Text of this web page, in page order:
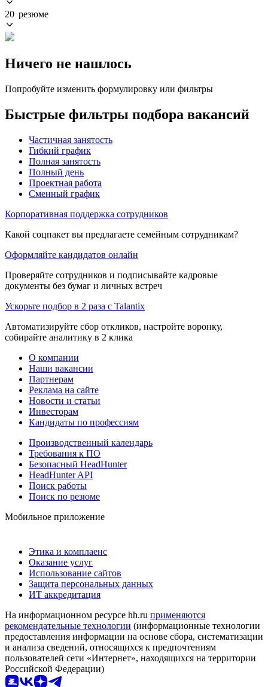
20 резюме
Ничего не нашлось
Попробуйте изменить формулировку или фильтры
Быстрые фильтры подбора вакансий
Частичная занятость
Гибкий график
Полная занятость
Полный день
Проектная работа
Сменный график
Корпоративная поддержка сотрудников
Какой соцпакет вы предлагаете семейным сотрудникам?
Оформляйте кандидатов онлайн
Проверяйте сотрудников и подписывайте кадровые
документы без бумаг и личных встреч
Ускорьте подбор в 2 раза с Talantix
Автоматизируйте сбор откликов, настройте воронку,
собирайте аналитику в 2 клика
О компании
Наши вакансии
Партнерам
Реклама на сайте
Новости и статьи
Инвесторам
Кандидаты по профессиям
Производственный календарь
Требования к ПО
Безопасный HeadHunter
HeadHunter API
Поиск работы
Поиск по резюме
Мобильное приложение
Этика и комплаенс
Оказание услуг
Использование сайтов
Защита персональных данных
ИТ аккредитация
На информационном ресурсе hh.ru применяются
рекомендательные технологии (информационные технологии
предоставления информации на основе сбора, систематизации
и анализа сведений, относящихся к предпочтениям
пользователей сети «Интернет», находящихся на территории
Российской Федерации)